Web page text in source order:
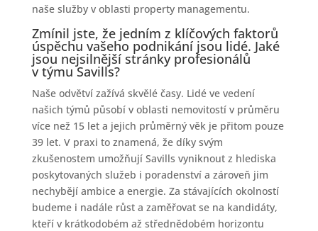
naše služby v oblasti property managementu.
Zmínil jste, že jedním z klíčových faktorů
úspěchu vašeho podnikání jsou lidé. Jaké
jsou nejsilnější stránky profesionálů
v týmu Savills?
Naše odvětví zažívá skvělé časy. Lidé ve vedení
našich týmů působí v oblasti nemovitostí v průměru
více než 15 let a jejich průměrný věk je přitom pouze
39 let. V praxi to znamená, že díky svým
zkušenostem umožňují Savills vyniknout z hlediska
poskytovaných služeb i poradenství a zároveň jim
nechybějí ambice a energie. Za stávajících okolností
budeme i nadále růst a zaměřovat se na kandidáty,
kteří v krátkodobém až střednědobém horizontu